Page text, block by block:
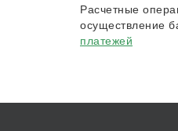
Расчетные
осуществление
платежей